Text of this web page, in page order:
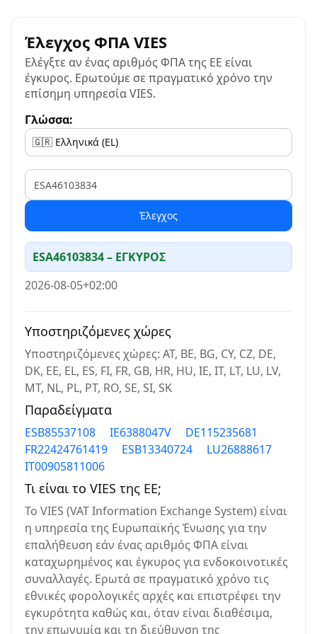
Έλεγχος ΦΠΑ VIES
Ελέγξτε αν ένας αριθμός ΦΠΑ της ΕΕ είναι
έγκυρος. Ερωτούμε σε πραγματικό χρόνο την
επίσημη υπηρεσία VIES.
Γλώσσα:
Έλεγχος
ESA46103834 – ΕΓΚΥΡΟΣ
2026-08-05+02:00
Υποστηριζόμενες χώρες
Υποστηριζόμενες χώρες: AT, BE, BG, CY, CZ, DE,
DK, EE, EL, ES, FI, FR, GB, HR, HU, IE, IT, LT, LU, LV,
MT, NL, PL, PT, RO, SE, SI, SK
Παραδείγματα
ESB85537108 IE6388047V
DE115235681
FR22424761419
ESB13340724
LU26888617
IT00905811006
Τι είναι το VIES της ΕΕ;
Το VIES (VAT Information Exchange System) είναι
η υπηρεσία της Ευρωπαϊκής Ένωσης για την
επαλήθευση εάν ένας αριθμός ΦΠΑ είναι
καταχωρημένος και έγκυρος για ενδοκοινοτικές
συναλλαγές. Ερωτά σε πραγματικό χρόνο τις
εθνικές φορολογικές αρχές και επιστρέφει την
εγκυρότητα καθώς και, όταν είναι διαθέσιμα,
την επωνυμία και τη διεύθυνση της